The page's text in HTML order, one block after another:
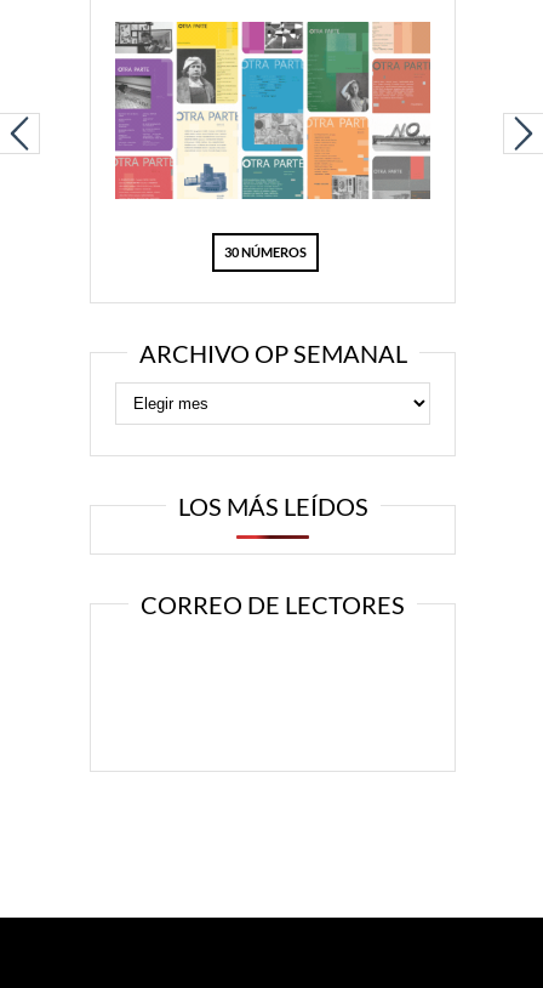
30 NÚMEROS
ARCHIVO OP SEMANAL
LOS MÁS LEÍDOS
CORREO DE LECTORES